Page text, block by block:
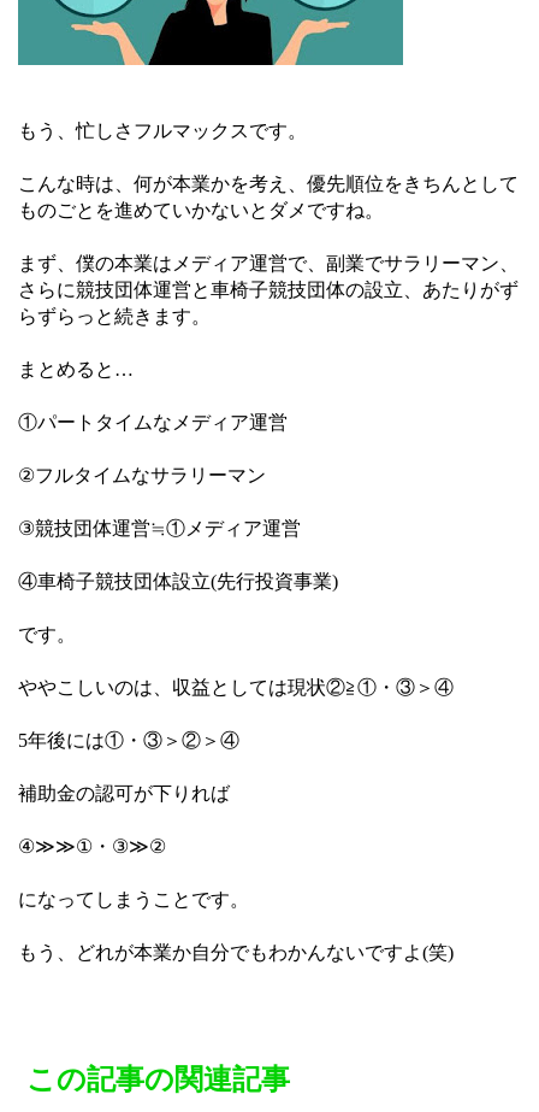
もう、忙しさフルマックスです。
こんな時は、何が本業かを考え、優先順位をきちんとして
ものごとを進めていかないとダメですね。
まず、僕の本業はメディア運営で、副業でサラリーマン、
さらに競技団体運営と車椅子競技団体の設立、あたりがず
らずらっと続きます。
まとめると…
①パートタイムなメディア運営
②フルタイムなサラリーマン
③競技団体運営≒①メディア運営
④車椅子競技団体設立(先行投資事業)
です。
ややこしいのは、収益としては現状②≧①・③＞④
5年後には①・③＞②＞④
補助金の認可が下りれば
④≫≫①・③≫②
になってしまうことです。
もう、どれが本業か自分でもわかんないですよ(笑)
この記事の関連記事